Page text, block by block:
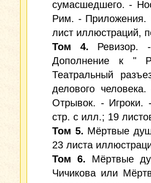
сумасшедшего. -
Рим. - Приложения.
лист иллюстраций,
Том 4. Ревизор.
Дополнение к "
Театральный
делового
Отрывок. - Игроки.
стр. с илл.; 19
Том 5. Мёртвые
23 листа
Том 6. Мёртвые
Чичикова или